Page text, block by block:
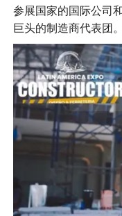
参展国家的国际公司
巨头的制造商代表团。